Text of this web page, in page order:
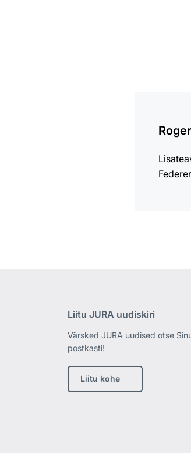
Liitu JURA uudiskiri
Värsked JURA uudised otse
postkasti!
Liitu kohe